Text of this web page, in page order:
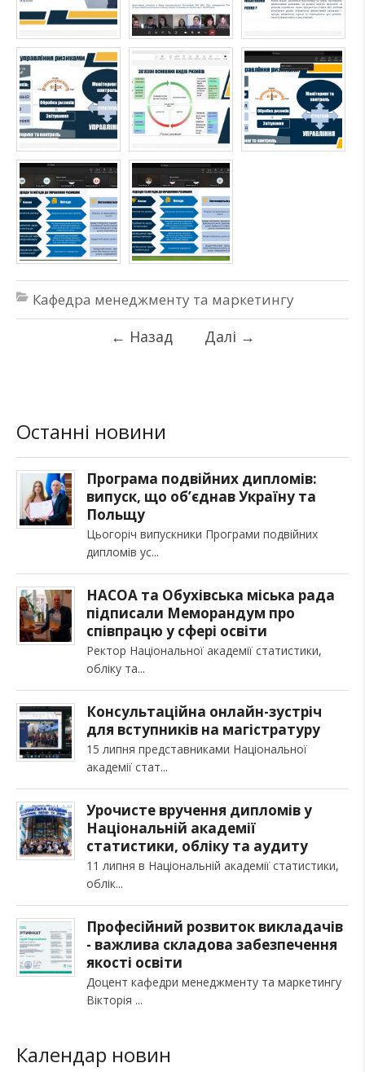
Кафедра менеджменту та маркетингу
← Назад Далі →
Останні новини
Програма подвійних дипломів:
випуск, що об’єднав Україну та
Польщу
Цьогоріч випускники Програми подвійних
дипломів ус
НАСОА та Обухівська міська рада
підписали Меморандум про
співпрацю у сфері освіти
Ректор Національної академії статистики,
обліку та
Консультаційна онлайн-зустріч
для вступників на магістратуру
15 липня представниками Національної
академії стат
Урочисте вручення дипломів у
Національній академії
статистики, обліку та аудиту
11 липня в Національній академії статистики,
облік
Професійний розвиток викладачів
- важлива складова забезпечення
якості освіти
Доцент кафедри менеджменту та маркетингу
Вікторія
Календар новин